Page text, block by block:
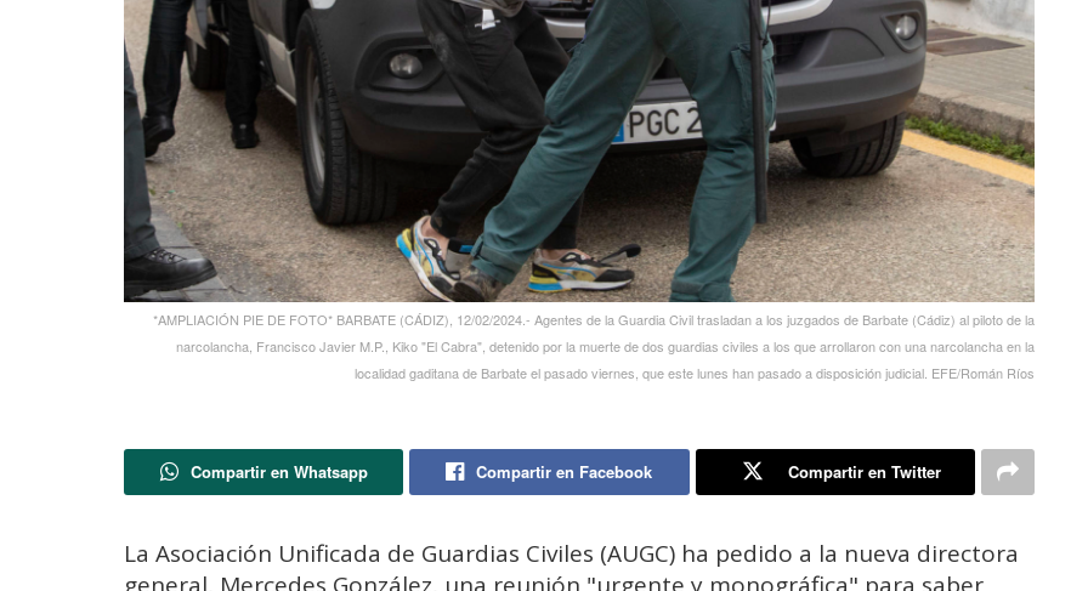
*AMPLIACIÓN PIE DE FOTO* BARBATE (CÁDIZ), 12/02/2024.- Agentes de la Guardia Civil trasladan a los juzgados de Barbate (Cádiz) al piloto de la
narcolancha, Francisco Javier M.P., Kiko "El Cabra", detenido por la muerte de dos guardias civiles a los que arrollaron con una narcolancha en la
localidad gaditana de Barbate el pasado viernes, que este lunes han pasado a disposición judicial. EFE/Román Ríos
Compartir en Whatsapp Compartir en Facebook Compartir en Twitter
La Asociación Unificada de Guardias Civiles (AUGC) ha pedido a la nueva directora